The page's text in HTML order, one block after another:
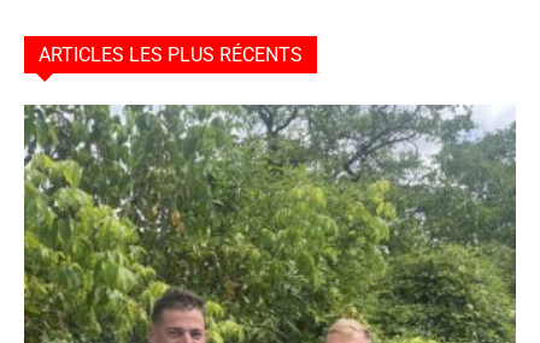
ARTICLES LES PLUS RÉCENTS